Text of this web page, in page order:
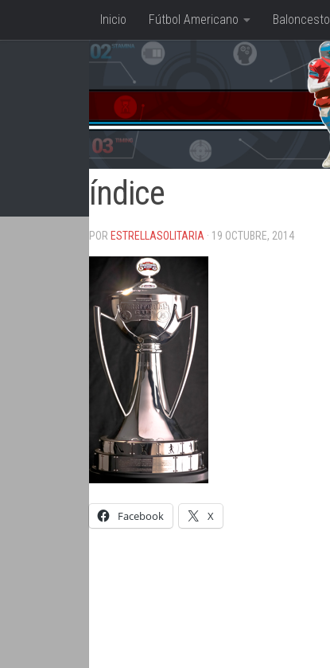
Saltar al contenido
Inicio Fútbol Americano Baloncesto
índice
POR ESTRELLASOLITARIA · 19 OCTUBRE, 2014
Facebook X